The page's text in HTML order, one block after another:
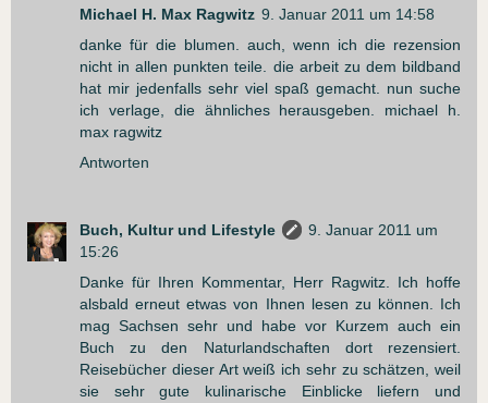
Michael H. Max Ragwitz 9. Januar 2011 um 14:58
danke für die blumen. auch, wenn ich die rezension
nicht in allen punkten teile. die arbeit zu dem bildband
hat mir jedenfalls sehr viel spaß gemacht. nun suche
ich verlage, die ähnliches herausgeben. michael h.
max ragwitz
Antworten
Buch, Kultur und Lifestyle
9. Januar 2011 um
15:26
Danke für Ihren Kommentar, Herr Ragwitz. Ich hoffe
alsbald erneut etwas von Ihnen lesen zu können. Ich
mag Sachsen sehr und habe vor Kurzem auch ein
Buch zu den Naturlandschaften dort rezensiert.
Reisebücher dieser Art weiß ich sehr zu schätzen, weil
sie sehr gute kulinarische Einblicke liefern und